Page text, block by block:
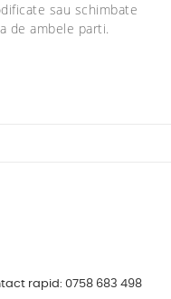
sau schimbate
de ambele parti.
rapid: 0758 683 498